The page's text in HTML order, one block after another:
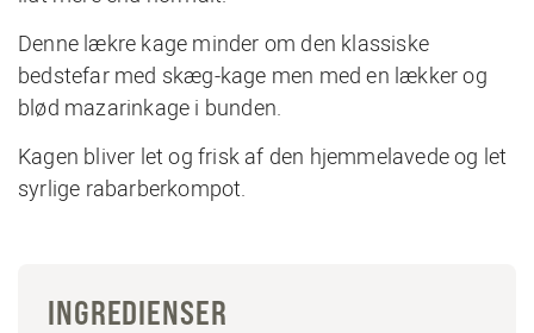
Denne lækre kage minder om den klassiske
bedstefar med skæg-kage men med en lækker og
blød mazarinkage i bunden.
Kagen bliver let og frisk af den hjemmelavede og let
syrlige rabarberkompot.
INGREDIENSER